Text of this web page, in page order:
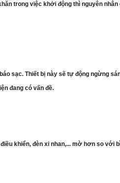
trong việc khởi động thì nguyên
sạc. Thiết bị này sẽ tự động ngừng
đang có vấn đề.
khiển, đèn xi nhan,... mờ hơn so